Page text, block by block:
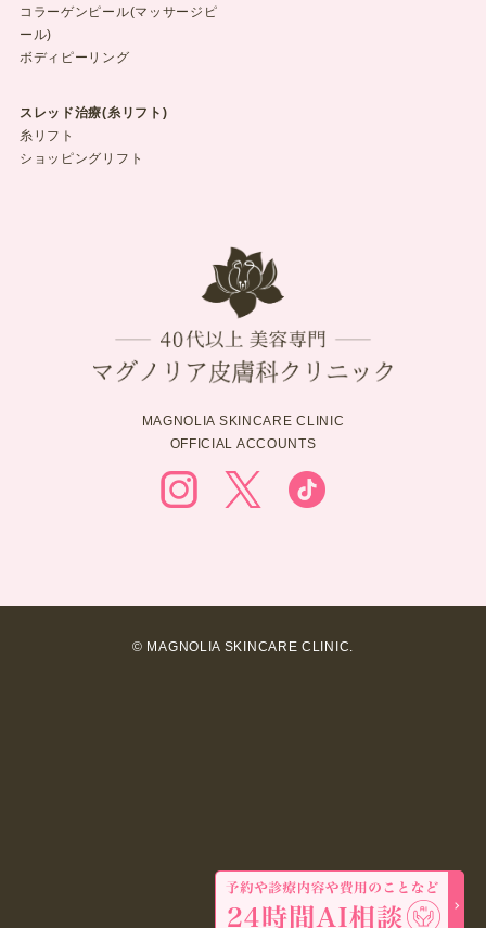
コラーゲンピール(マッサージピ
ール)
ボディピーリング
スレッド治療(糸リフト)
糸リフト
ショッピングリフト
MAGNOLIA SKINCARE CLINIC
OFFICIAL ACCOUNTS
© MAGNOLIA SKINCARE CLINIC.